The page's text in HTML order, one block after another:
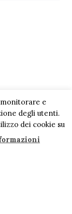
e
degli utenti.
dei cookie su